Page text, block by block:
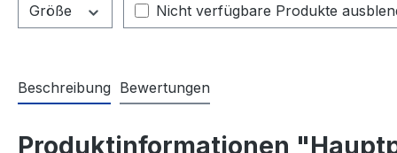
Größe Nicht verfügbare Produkte
Beschreibung Bewertungen
Produktinformationen